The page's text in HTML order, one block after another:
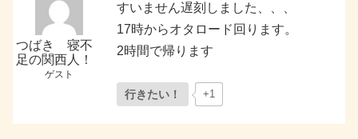
つばき 寝不
足の関西人！
ゲスト
すいません遅刻しました、、、
17時からオタロード回ります。
2時間で帰ります
行きたい！ +1